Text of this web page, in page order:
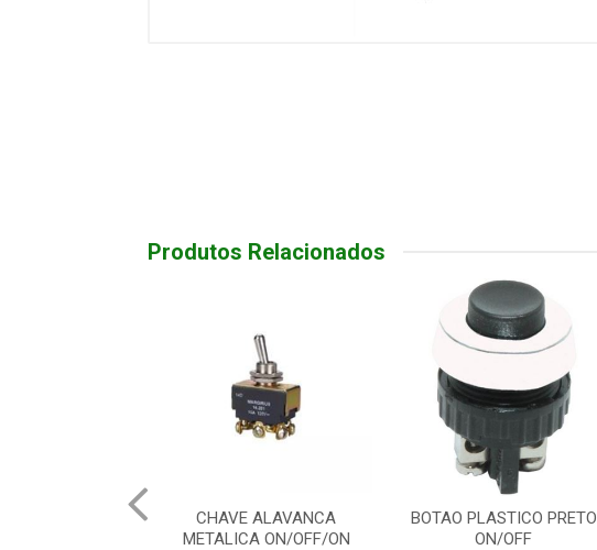
Produtos Relacionados
CHAVE ALAVANCA
METALICA ON/OFF/ON
BOTAO PLASTICO PRETO
ON/OFF